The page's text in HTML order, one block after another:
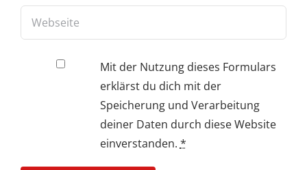
Mit der Nutzung dieses Formulars
erklärst du dich mit der
Speicherung und Verarbeitung
deiner Daten durch diese Website
einverstanden. *